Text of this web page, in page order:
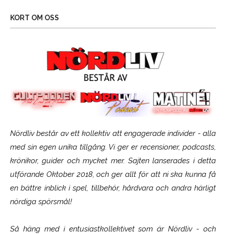
KORT OM OSS
Nördliv består av ett kollektiv att engagerade individer - alla
med sin egen unika tillgång. Vi ger er recensioner, podcasts,
krönikor, guider och mycket mer. Sajten lanserades i detta
utförande Oktober 2018, och ger allt för att ni ska kunna få
en bättre inblick i spel, tillbehör, hårdvara och andra härligt
nördiga spörsmål!
Så häng med i entusiastkollektivet som ärNördliv- och